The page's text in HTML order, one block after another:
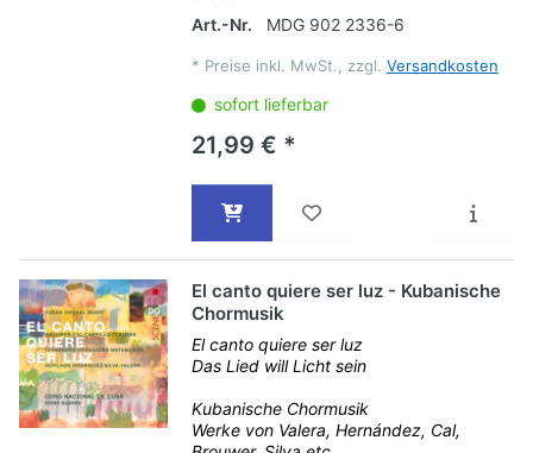
Art.-Nr.
MDG 902 2336-6
* Preise inkl. MwSt., zzgl. Versandkosten
sofort lieferbar
21,99 € *
El canto quiere ser luz - Kubanische
Chormusik
El canto quiere ser luz
Das Lied will Licht sein
Kubanische Chormusik
Werke von Valera, Hernández, Cal,